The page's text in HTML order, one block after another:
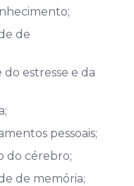
de
estresse e da
pessoais;
do cérebro;
de memória;